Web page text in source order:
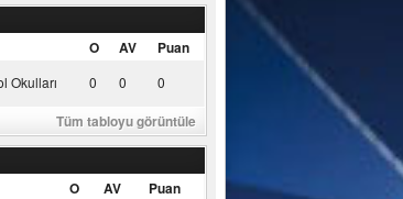
O AV Puan
Okulları 0 0 0
Tüm tabloyu görüntüle
O AV Puan